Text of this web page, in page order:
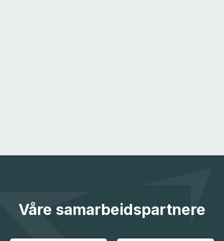
Våre samarbeidspartnere